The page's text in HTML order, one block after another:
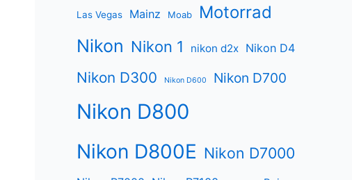
Las Vegas Mainz Moab Motorrad
Nikon Nikon 1 nikon d2x Nikon D4
Nikon D300 Nikon D600 Nikon D700
Nikon D800
Nikon D800E Nikon D7000